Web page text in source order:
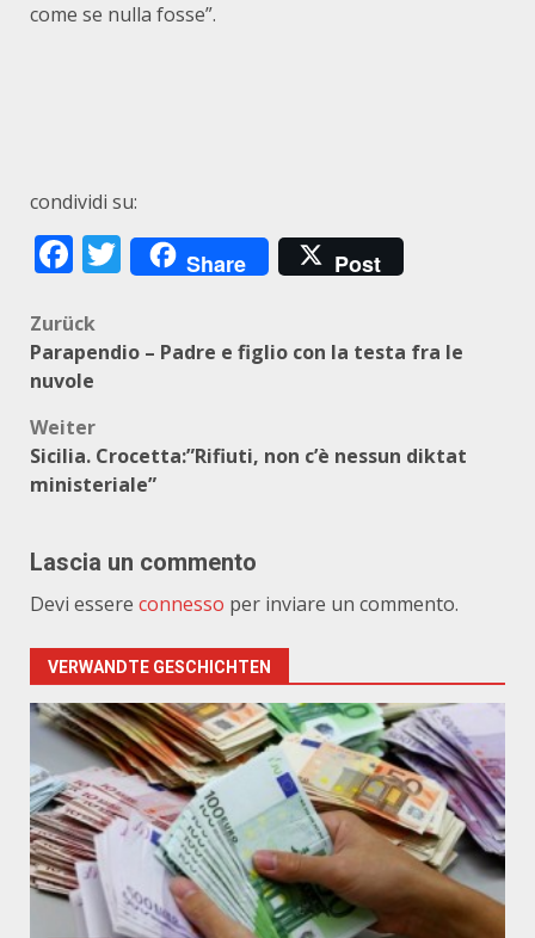
come se nulla fosse”.
condividi su:
Facebook
Twitter
Share Post
Beitragsnavigation
Zurück
Parapendio – Padre e figlio con la testa fra le
nuvole
Weiter
Sicilia. Crocetta:”Rifiuti, non c’è nessun diktat
ministeriale”
Lascia un commento
Devi essere connesso per inviare un commento.
VERWANDTE GESCHICHTEN